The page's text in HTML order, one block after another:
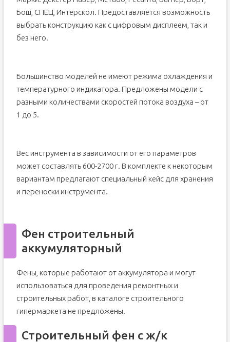
Бош, СПЕЦ, Интерскол. Предоставляется возможность
выбрать конструкцию как с цифровым дисплеем, так и
без него.
Большинство моделей не имеют режима охлаждения и
температурного индикатора. Предложены модели с
разными количествами скоростей потока воздуха – от
1 до 5.
Вес инструмента в зависимости от его параметров
может составлять 600-2700 г. В комплекте к некоторым
вариантам предлагают специальный кейс для хранения
и переноски инструмента.
Фен строительный
аккумуляторный
Фены, которые работают от аккумулятора и могут
использоваться для проведения ремонтных и
строительных работ, в каталоге строительного
гипермаркета не предложены.
Строительный фен с ж/к